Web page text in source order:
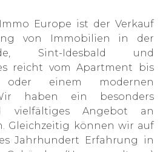
Europe ist der Verkauf
von Immobilien in der
Sint-Idesbald und
reicht vom Apartment bis
einem modernen
haben ein besonders
vielfältiges Angebot an
Gleichzeitig können wir auf
Jahrhundert Erfahrung in